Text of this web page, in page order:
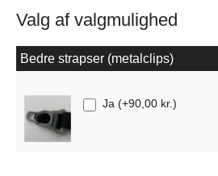
Valg af valgmulighed
Bedre strapser (metalclips)
Ja (+90,00 kr.)